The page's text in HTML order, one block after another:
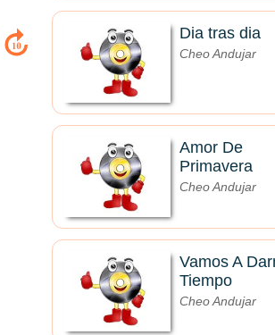
Dia tras dia
Cheo Andujar
Amor De
Primavera
Cheo Andujar
Vamos A
Tiempo
Cheo Andujar